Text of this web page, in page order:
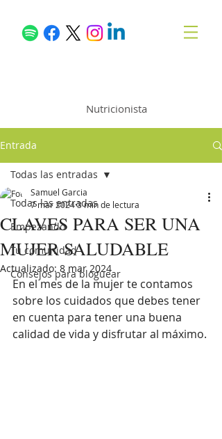
Nutricionista
Entrada
Todas las entradas
Empezando
Tu comunidad
Consejos para bloguear
Todas las entradas
CLAVES PARA SER UNA
MUJER SALUDABLE
Samuel Garcia
7 mar 20243 min de lectura
Actualizado: 8 mar 2024
En el mes de la mujer te contamos
sobre los cuidados que debes tener
en cuenta para tener una buena
calidad de vida y disfrutar al máximo.